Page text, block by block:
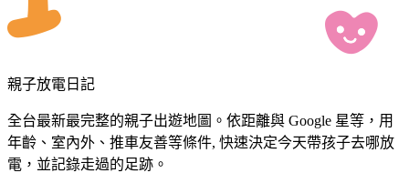
親子放電日記
全台最新最完整的親子出遊地圖。依距離與 Google 星等，用
年齡、室內外、推車友善等條件, 快速決定今天帶孩子去哪放
電，並記錄走過的足跡。